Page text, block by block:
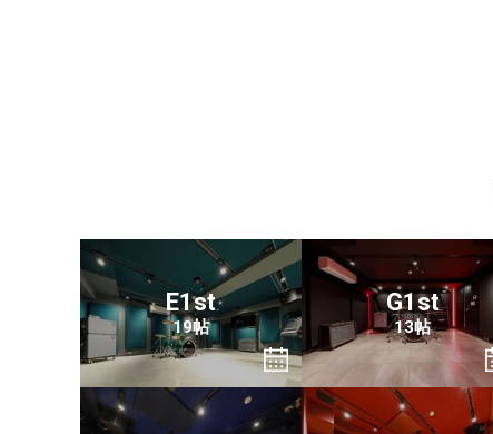
E1st
19帖
G1st
13帖